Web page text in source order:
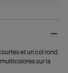
et un col rond.
sur la